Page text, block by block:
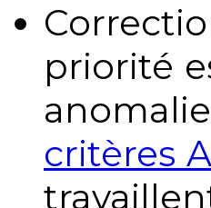
priorité
critères